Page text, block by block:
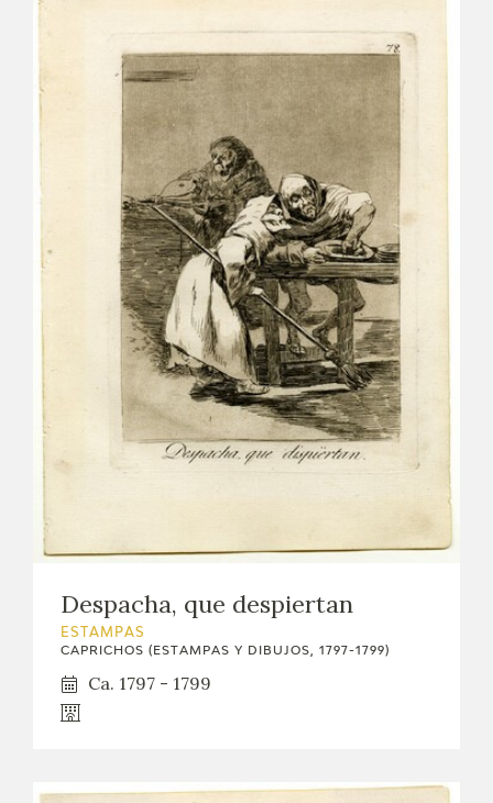
Despacha, que despiertan
ESTAMPAS
CAPRICHOS (ESTAMPAS Y DIBUJOS, 1797-1799)
Ca. 1797 - 1799